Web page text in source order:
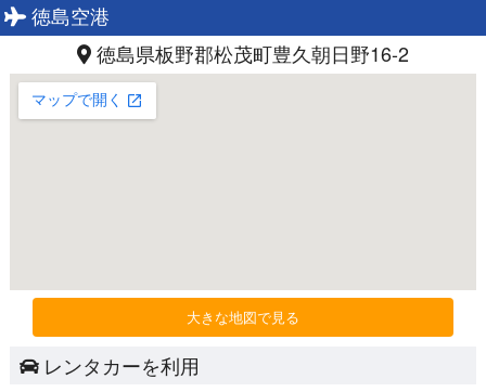
徳島空港
徳島県板野郡松茂町豊久朝日野16-2
大きな地図で見る
レンタカーを利用